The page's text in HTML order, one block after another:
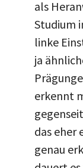
als
Studium
linke
ja
erkennt
das eher
genau